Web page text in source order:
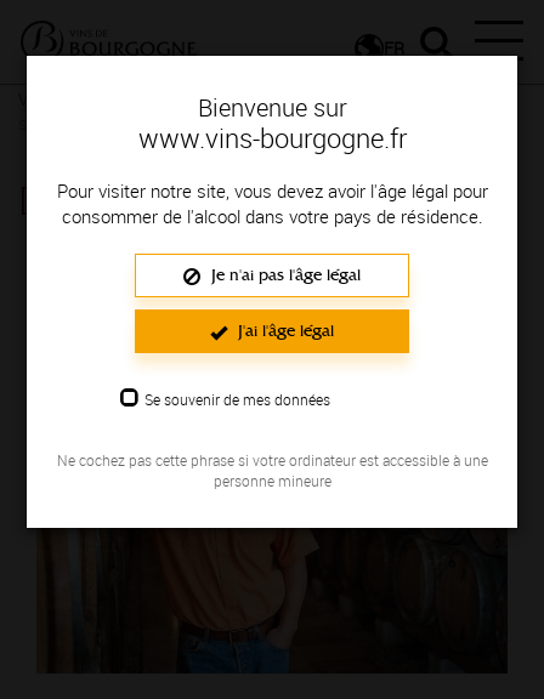
Bienvenue sur
www.vins-bourgogne.fr
Pour visiter notre site, vous devez avoir l'âge légal pour
consommer de l'alcool dans votre pays de résidence.
Je n'ai pas l'âge légal
J'ai l'âge légal
Se souvenir de mes données
Ne cochez pas cette phrase si votre ordinateur est accessible à une
personne mineure
FR
Femmes et hommes passionnés
DOMAINE CANTIN BENOIT